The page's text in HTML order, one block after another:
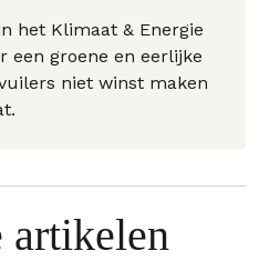
het Klimaat & Energie
een groene en eerlijke
niet winst maken
artikelen